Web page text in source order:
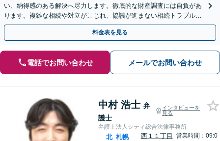
い、納得感のある解決へ尽力します。徹底的な財産調査には自負があ
ります。複雑な相続や対立がこじれ、協議が進まない相続トラブルも
ぜひご相談ください。【土日祝・夜間相談対応可能】
料金表を見る
電話でお問い合わせ メールでお問い合わせ
中村 浩士 弁
護士
インタビューを
見る
弁護士法人シティ総合法律事務所
北 札幌
西１１丁目
営業時間：09:0